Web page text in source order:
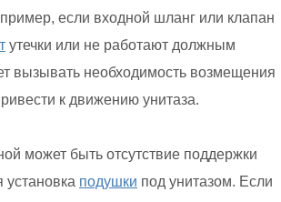
если входной шланг или клапан
утечки или не работают должным
вызывать необходимость возмещения
к движению унитаза.
может быть отсутствие поддержки
установка подушки под унитазом. Если